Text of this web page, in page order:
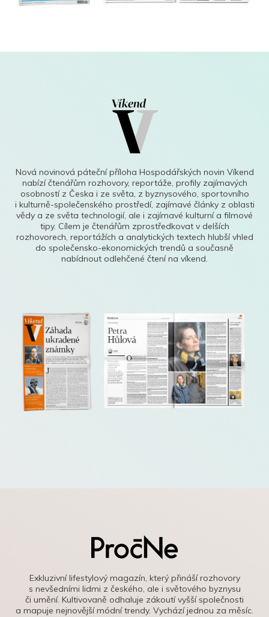
Nová novinová páteční příloha Hospodářských novin Víkend
nabízí čtenářům rozhovory, reportáže, profily zajímavých
osobností z Česka i ze světa, z byznysového, sportovního
i kulturně-společenského prostředí, zajímavé články z oblasti
vědy a ze světa technologií, ale i zajímavé kulturní a filmové
tipy. Cílem je čtenářům zprostředkovat v delších
rozhovorech, reportážích a analytických textech hlubší vhled
do společensko-ekonomických trendů a současně
nabídnout odlehčené čtení na víkend.
Exkluzivní lifestylový magazín, který přináší rozhovory
s nevšedními lidmi z českého, ale i světového byznysu
či umění. Kultivovaně odhaluje zákoutí vyšší společnosti
a mapuje nejnovější módní trendy. Vychází jednou za měsíc.